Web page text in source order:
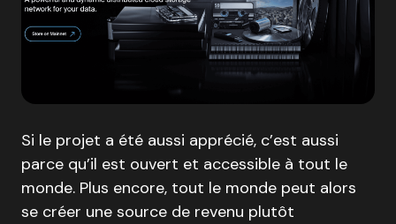
Si le projet a été aussi apprécié, c’est aussi
parce qu’il est ouvert et accessible à tout le
monde. Plus encore, tout le monde peut alors
se créer une source de revenu plutôt